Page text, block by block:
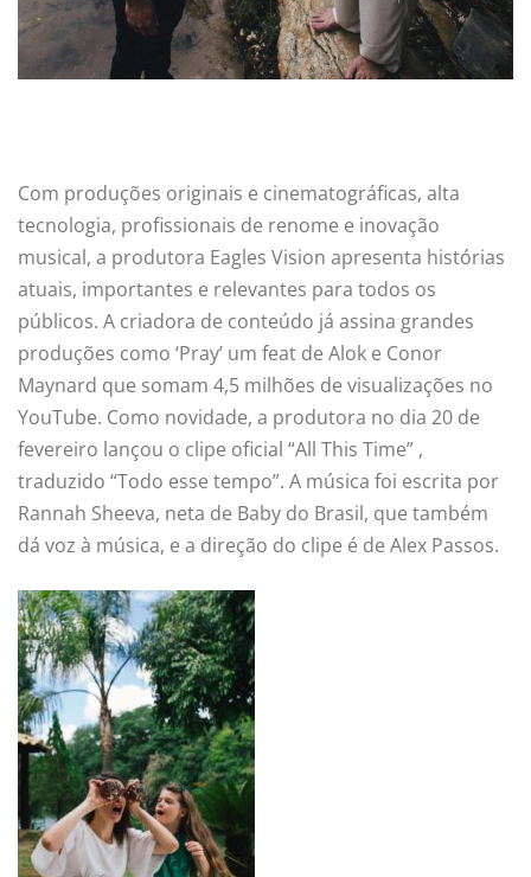
Com produções originais e cinematográficas, alta
tecnologia, profissionais de renome e inovação
musical, a produtora Eagles Vision apresenta histórias
atuais, importantes e relevantes para todos os
públicos. A criadora de conteúdo já assina grandes
produções como ‘Pray’ um feat de Alok e Conor
Maynard que somam 4,5 milhões de visualizações no
YouTube. Como novidade, a produtora no dia 20 de
fevereiro lançou o clipe oficial “All This Time” ,
traduzido “Todo esse tempo”. A música foi escrita por
Rannah Sheeva, neta de Baby do Brasil, que também
dá voz à música, e a direção do clipe é de Alex Passos.